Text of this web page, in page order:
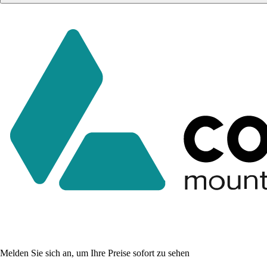
Melden Sie sich an, um Ihre Preise sofort zu sehen